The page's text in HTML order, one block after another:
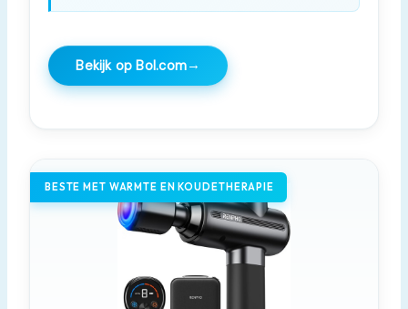
Bekijk op Bol.com→
BESTE MET WARMTE EN KOUDETHERAPIE